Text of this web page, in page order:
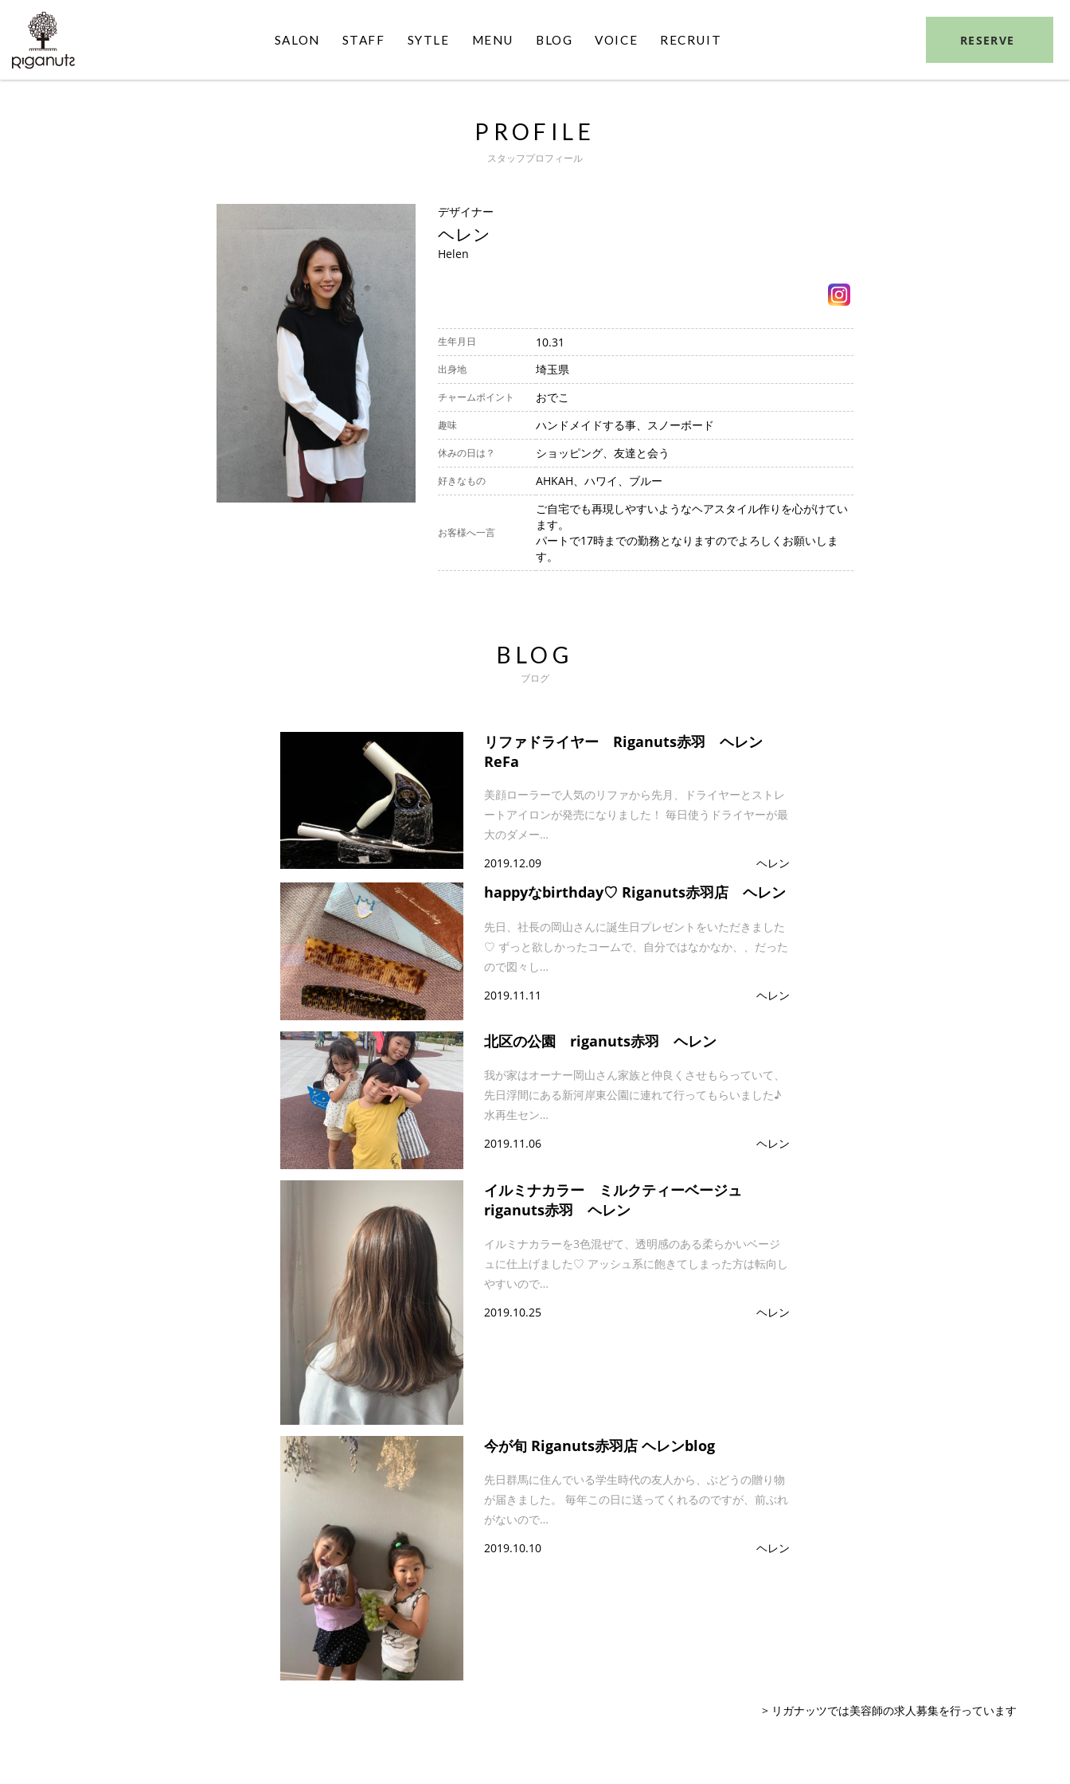
RESERVE
SALON STAFF SYTLE MENU BLOG VOICE RECRUIT
PROFILE
スタッフプロフィール
デザイナー
ヘレン
Helen
生年月日 10.31
出身地 埼玉県
チャームポイント おでこ
趣味 ハンドメイドする事、スノーボード
休みの日は？ ショッピング、友達と会う
好きなもの AHKAH、ハワイ、ブルー
お客様へ一言
ご自宅でも再現しやすいようなヘアスタイル作りを心がけてい
ます。
パートで17時までの勤務となりますのでよろしくお願いしま
す。
BLOG
ブログ
リファドライヤー Riganuts赤羽 ヘレン
ReFa
美顔ローラーで人気のリファから先月、ドライヤーとストレ
ートアイロンが発売になりました！ 毎日使うドライヤーが最
大のダメー…
2019.12.09
ヘレン
happyなbirthday♡ Riganuts赤羽店 ヘレン
先日、社長の岡山さんに誕生日プレゼントをいただきました
♡ ずっと欲しかったコームで、自分ではなかなか、、だった
ので図々し…
2019.11.11
ヘレン
北区の公園 riganuts赤羽 ヘレン
我が家はオーナー岡山さん家族と仲良くさせもらっていて、
先日浮間にある新河岸東公園に連れて行ってもらいました♪
水再生セン…
2019.11.06
ヘレン
イルミナカラー ミルクティーベージュ
riganuts赤羽 ヘレン
イルミナカラーを3色混ぜて、透明感のある柔らかいベージ
ュに仕上げました♡ アッシュ系に飽きてしまった方は転向し
やすいので…
2019.10.25
ヘレン
今が旬 Riganuts赤羽店 ヘレンblog
先日群馬に住んでいる学生時代の友人から、ぶどうの贈り物
が届きました。 毎年この日に送ってくれるのですが、前ぶれ
がないので…
2019.10.10
ヘレン
> リガナッツでは美容師の求人募集を行っています